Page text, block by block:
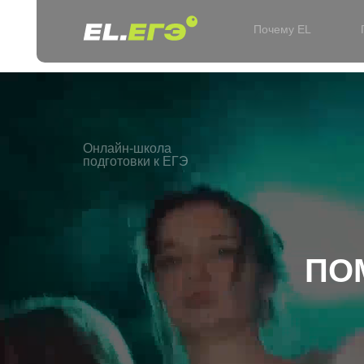
Почему EL
Онлайн-школа
подготовки к ЕГЭ